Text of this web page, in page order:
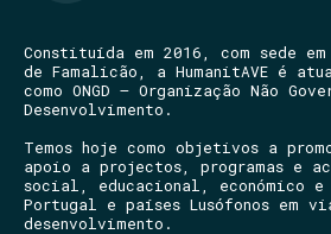
Constituída em 2016, com sede
de Famalicão, a HumanitAVE é
como ONGD – Organização Não
Desenvolvimento.
Temos hoje como objetivos a
apoio a projectos, programas e
social, educacional, económico e
Portugal e países Lusófonos em
desenvolvimento.